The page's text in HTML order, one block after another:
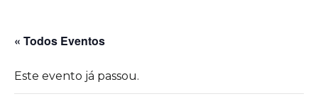
« Todos Eventos
Este evento já passou.